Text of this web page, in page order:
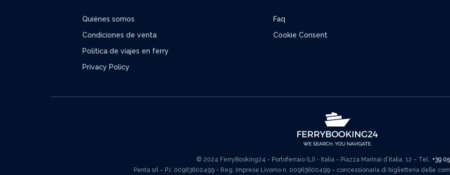
Quiénes somos
Condiciones de venta
Política de viajes en ferry
Privacy Policy
Faq
Cookie Consent
© 2024 FerryBooking24 - Portoferraio (LI) - Italia - Piazza Marinai d’Italia, 12 – Tel.: +39
Penta srl – P.I. 00963600499 - Reg. Imprese Livorno n. 00963600499 – concessionaria di biglietteria delle